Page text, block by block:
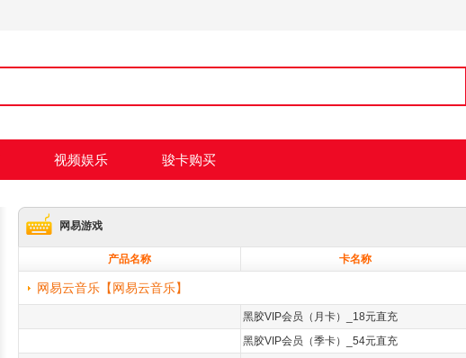
视频娱乐 骏卡购买
网易游戏
产品名称 卡名称
网易云音乐【网易云音乐】
黑胶VIP会员（月卡）_18元直充
黑胶VIP会员（季卡）_54元直充